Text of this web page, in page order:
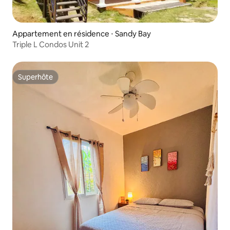
Appartement en résidence ⋅ Sandy Bay
Triple L Condos Unit 2
Superhôte
Superhôte